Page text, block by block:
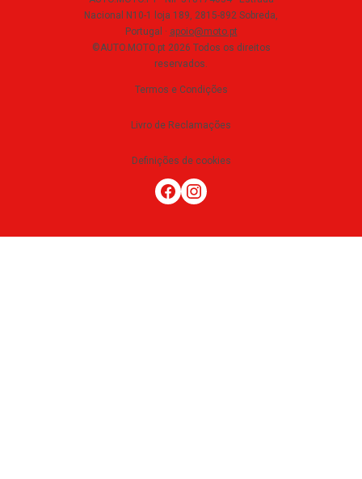
Nacional N10-1 loja 189, 2815-892 Sobreda,
Portugal · apoio@moto.pt
©AUTO.MOTO.pt 2026 Todos os direitos
reservados.
Termos e Condições
Livro de Reclamações
Definições de cookies